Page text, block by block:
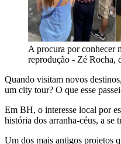
A procura por conhecer
reprodução - Zé Rocha,
Quando visitam novos
um city tour? O que esse
Em BH, o interesse local por
história dos arranha-céus, a se
Um dos mais antigos projetos